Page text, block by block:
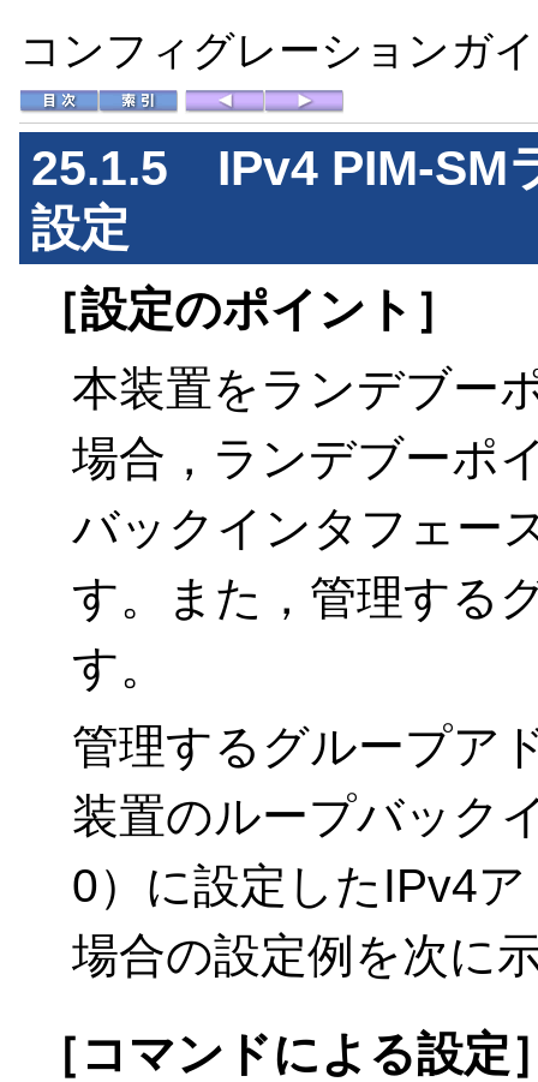
コンフィグレーションガ
25.1.5 IPv4 PIM-SM
設定
［設定のポイント］
本装置をランデブー
場合，ランデブーポ
バックインタフェー
す。また，管理する
す。
管理するグループア
装置のループバック
0）に設定したIPv4
場合の設定例を次に
［コマンドによる設定